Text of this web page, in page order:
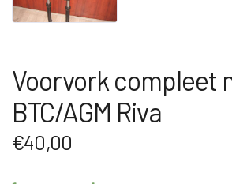
Voorvork compleet
BTC/AGM Riva
€40,00